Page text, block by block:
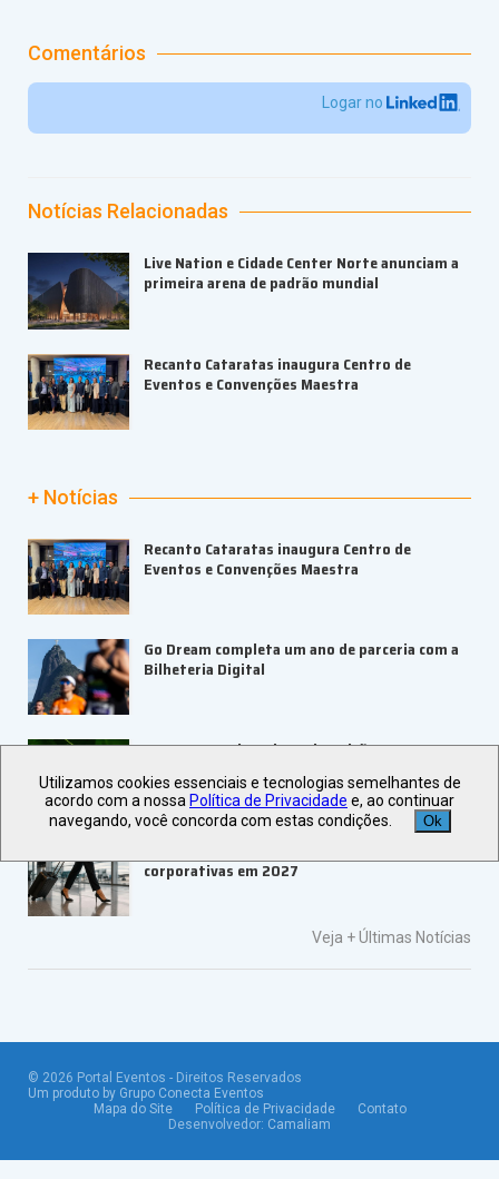
Comentários
Logar no
Notícias Relacionadas
Live Nation e Cidade Center Norte anunciam a
primeira arena de padrão mundial
Recanto Cataratas inaugura Centro de
Eventos e Convenções Maestra
+ Notícias
Recanto Cataratas inaugura Centro de
Eventos e Convenções Maestra
Go Dream completa um ano de parceria com a
Bilheteria Digital
ABRAPE e Ambev abrem inscrições para o
corporativas em 2027
Veja +Últimas Notícias
© 2026 Portal Eventos - Direitos Reservados
Um produto by Grupo Conecta Eventos
Mapa do Site
Política de Privacidade
Contato
Desenvolvedor: Camaliam
Utilizamos cookies essenciais e tecnologias semelhantes de
acordo com a nossa Política de Privacidade e, ao continuar
navegando, você concorda com estas condições.
Ok